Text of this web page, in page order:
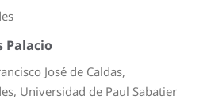
Palacio
José de Caldas,
Universidad de Paul Sabatier